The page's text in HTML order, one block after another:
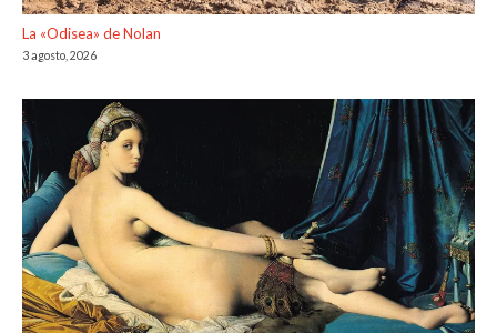
La «Odisea» de Nolan
3 agosto, 2026